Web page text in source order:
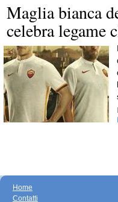
Maglia bianca
celebra legame
Home
Contatti